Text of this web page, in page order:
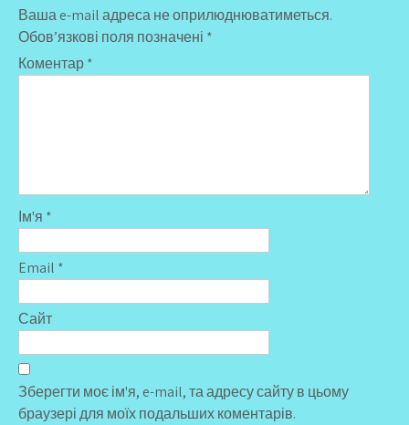
Ваша e-mail адреса не оприлюднюватиметься.
Обов’язкові поля позначені *
Коментар*
Ім'я *
Email *
Сайт
Зберегти моє ім'я, e-mail, та адресу сайту в цьому
браузері для моїх подальших коментарів.